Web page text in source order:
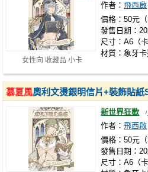
女性向 收藏品 小卡
作者：飛西啟
價格：50元（
發售日期：
尺寸：A6（
材質：象牙
慕夏風奧利文燙銀明信片+裝飾貼紙
新世界狂歡
作者：飛西啟
價格：50元（
發售日期：
尺寸：A6（